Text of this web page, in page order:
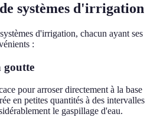
systèmes d'irrigation
d'irrigation, chacun ayant ses
:
goutte
pour arroser directement à la base
en petites quantités à des intervalles
le gaspillage d'eau.